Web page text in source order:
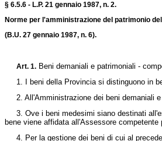
§ 6.5.6 - L.P. 21 gennaio 1987, n. 2.
Norme per l'amministrazione del patrimonio
(B.U. 27 gennaio 1987, n. 6).
Art. 1. Beni demaniali e patrimoniali -
1. I beni della Provincia si distinguono in
2. All'Amministrazione dei beni demaniali e
3. Ove i beni medesimi siano destinati
bene viene affidata all'Assessore
4. Per la gestione dei beni di cui al